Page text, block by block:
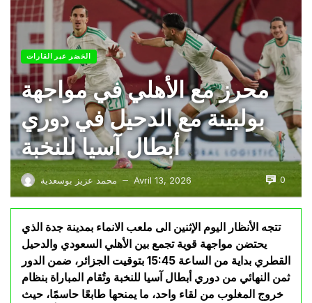
الخضر عبر القارات
محرز مع الأهلي في مواجهة
بولبينة مع الدحيل في دوري
أبطال آسيا للنخبة
محمد عزيز بوسعدية — Avril 13, 2026 0
تتجه الأنظار اليوم الإثنين الى ملعب الانماء بمدينة جدة الذي
يحتضن مواجهة قوية تجمع بين الأهلي السعودي والدحيل
القطري بداية من الساعة 15:45 بتوقيت الجزائر، ضمن الدور
ثمن النهائي من دوري أبطال آسيا للنخبة وتُقام المباراة بنظام
خروج المغلوب من لقاء واحد، ما يمنحها طابعًا حاسمًا، حيث